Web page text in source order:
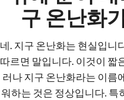
구 온난화
네. 지구 온난화는 현실입니
따르면 말입니다. 이것이 짧
러나 지구 온난화라는 이름
워하는 것은 정상입니다. 특